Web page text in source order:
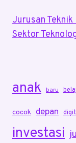
Jurusan
Sektor
anak baru
cocok depan
investasi